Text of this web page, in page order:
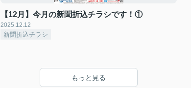
【12月】今月の新聞折込チラシです！①
2025.12.12
新聞折込チラシ
もっと見る